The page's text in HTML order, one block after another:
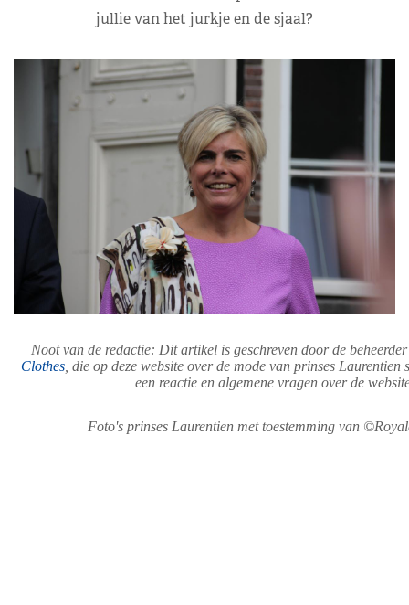
jullie van het jurkje en de sjaal?
Noot van de redactie: Dit artikel is geschreven door de
Clothes , die op deze website over de mode van prinses
een reactie en algemene vragen over de
Foto's prinses Laurentien met toestemming van